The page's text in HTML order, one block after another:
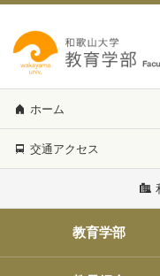
ホーム
交通アクセス
教育学部